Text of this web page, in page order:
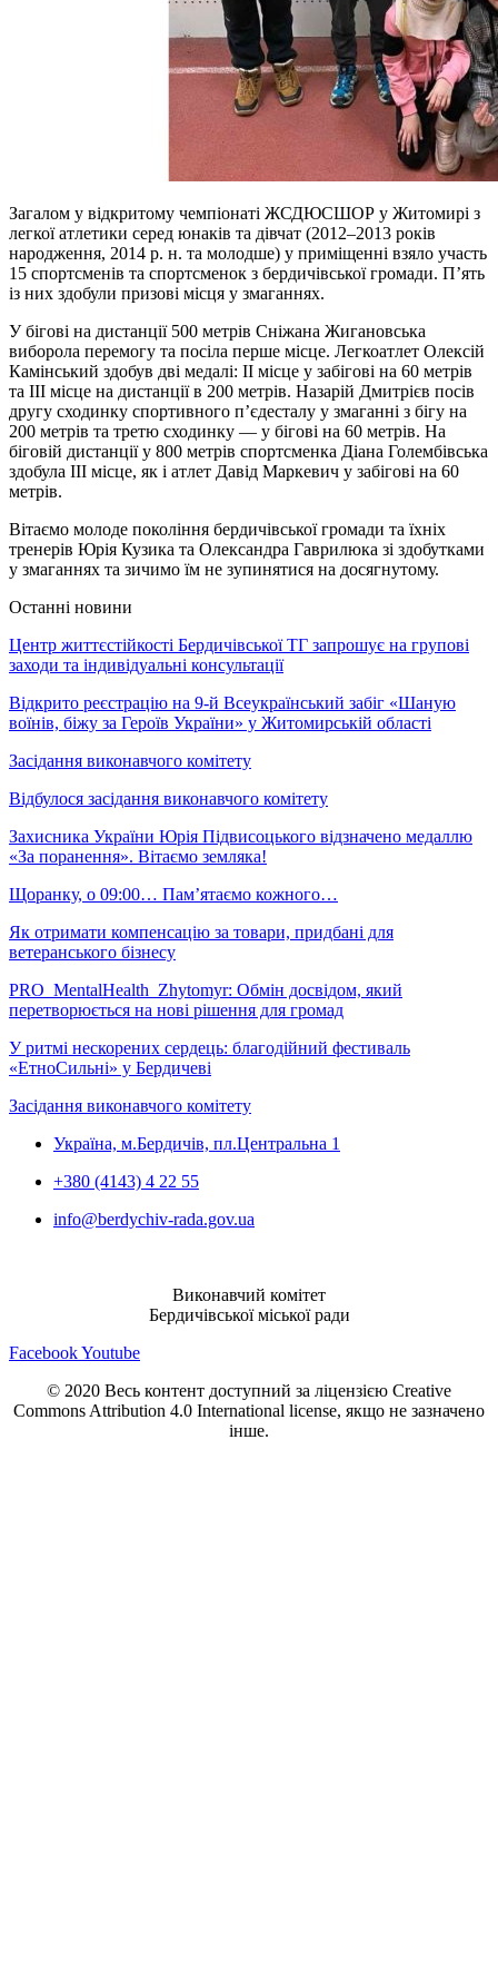
Загалом у відкритому чемпіонаті ЖСДЮСШОР у Житомирі з
легкої атлетики серед юнаків та дівчат (2012–2013 років
народження, 2014 р. н. та молодше) у приміщенні взяло участь
15 спортсменів та спортсменок з бердичівської громади. П’ять
із них здобули призові місця у змаганнях.
У бігові на дистанції 500 метрів Сніжана Жигановська
виборола перемогу та посіла перше місце. Легкоатлет Олексій
Камінський здобув дві медалі: ІІ місце у забігові на 60 метрів
та ІІІ місце на дистанції в 200 метрів. Назарій Дмитрієв посів
другу сходинку спортивного п’єдесталу у змаганні з бігу на
200 метрів та третю сходинку — у бігові на 60 метрів. На
біговій дистанції у 800 метрів спортсменка Діана Голембівська
здобула ІІІ місце, як і атлет Давід Маркевич у забігові на 60
метрів.
Вітаємо молоде покоління бердичівської громади та їхніх
тренерів Юрія Кузика та Олександра Гаврилюка зі здобутками
у змаганнях та зичимо їм не зупинятися на досягнутому.
Останні новини
Центр життєстійкості Бердичівської ТГ запрошує на групові
заходи та індивідуальні консультації
Відкрито реєстрацію на 9-й Всеукраїнський забіг «Шаную
воїнів, біжу за Героїв України» у Житомирській області
Засідання виконавчого комітету
Відбулося засідання виконавчого комітету
Захисника України Юрія Підвисоцького відзначено медаллю
«За поранення». Вітаємо земляка!
Щоранку, о 09:00… Пам’ятаємо кожного…
Як отримати компенсацію за товари, придбані для
ветеранського бізнесу
PRO_MentalHealth_Zhytomyr: Обмін досвідом, який
перетворюється на нові рішення для громад
У ритмі нескорених сердець: благодійний фестиваль
«ЕтноСильні» у Бердичеві
Засідання виконавчого комітету
Україна, м.Бердичів, пл.Центральна 1
+380 (4143) 4 22 55
info@berdychiv-rada.gov.ua
Виконавчий комітет
Бердичівської міської ради
FacebookYoutube
© 2020 Весь контент доступний за ліцензією Creative
Commons Attribution 4.0 International license, якщо не зазначено
інше.